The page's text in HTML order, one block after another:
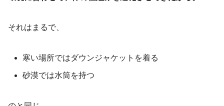
それはまるで、
寒い場所ではダウンジャケットを着る
砂漠では水筒を持つ